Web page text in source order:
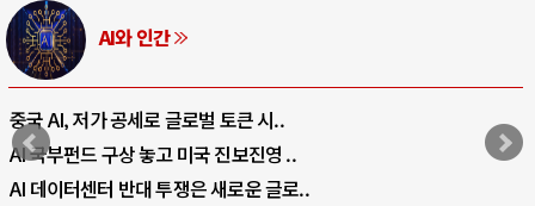
러시아-우크라이나 전쟁
전쟁의 추상화: 우크라이나, 대리전의 역..
EU·우크라이나 드론 협력 직후, 러시아..
나토, 우크라 군사지원 2027년까지 공..